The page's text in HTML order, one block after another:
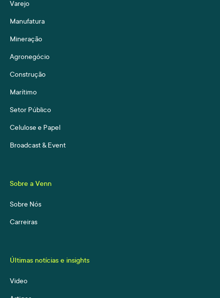
Varejo
Manufatura
Mineração
Agronegócio
Construção
Marítimo
Setor Público
Celulose e Papel
Broadcast & Event
Sobre a Venn
Sobre Nós
Carreiras
Últimas notícias e insights
Video